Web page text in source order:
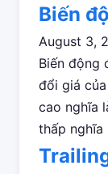
Biến
August 3,
Biến động
đổi giá
cao nghĩa
thấp nghĩa